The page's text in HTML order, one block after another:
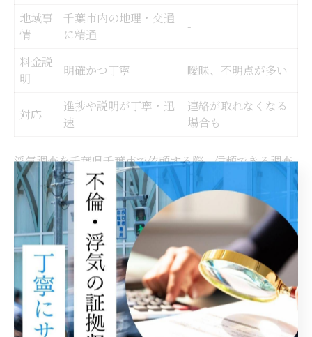
地域事
情
千葉市内の地理・交通
に精通
-
料金説
明
明確かつ丁寧 曖昧、不明点が多い
対応
進捗や説明が丁寧・迅
速
連絡が取れなくなる
場合も
浮気調査を千葉県千葉市で依頼する際、信頼できる調査
員を見極めることは極めて重要です。信頼性の高い調査
員には、豊富な調査経験や地域事情への精通、丁寧な対
応力など複数の共通点が見られます。加えて、調査報告
書の質や守秘義務の徹底、明確な料金説明も信頼性の指
標となります。
例えば、千葉市内の地理や交通網を熟知している調査員
は、効率的かつ確実に調査を進行できます。また、調査